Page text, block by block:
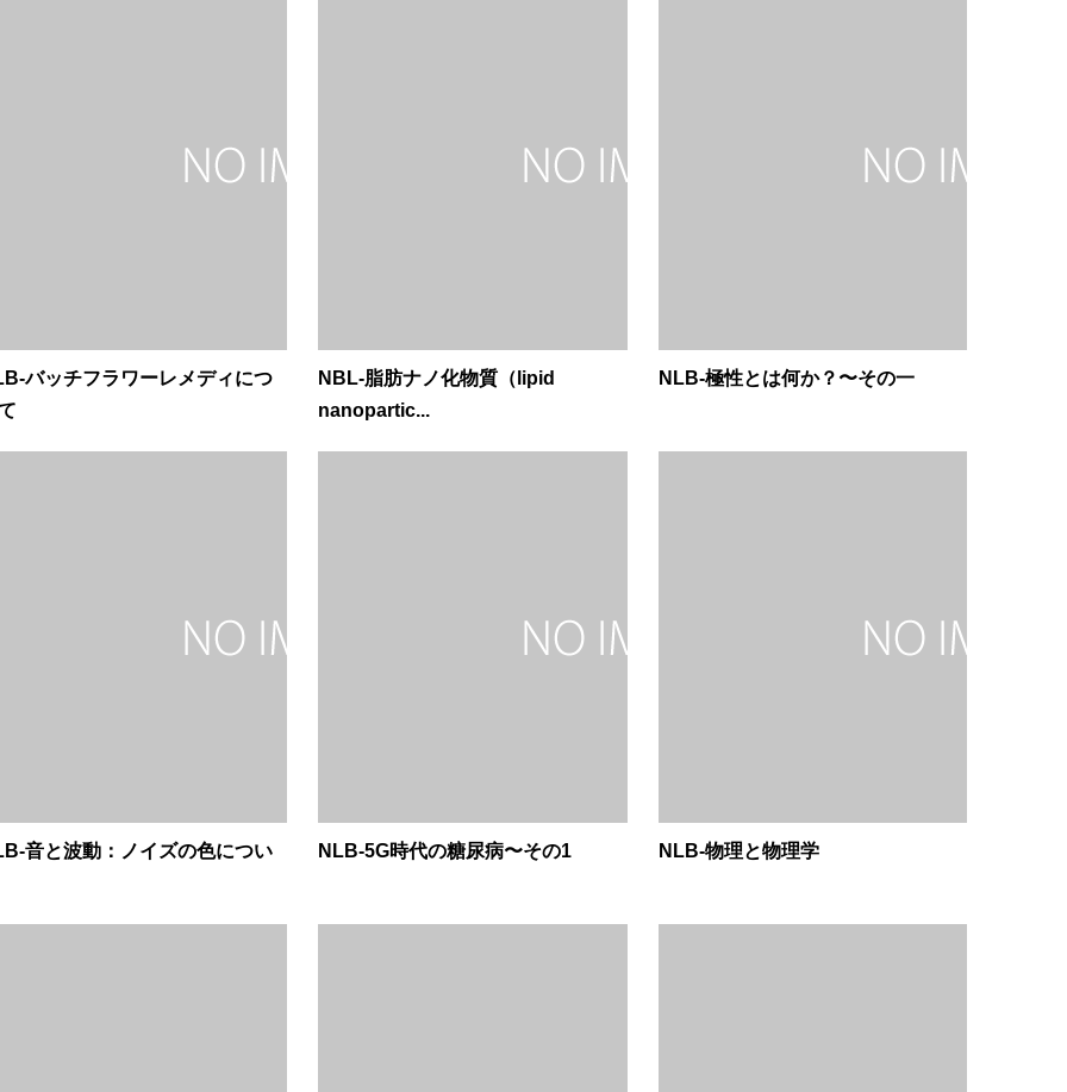
バッチフラワーレメディにつ
NBL-脂肪ナノ化物質（lipid
nanopartic...
NLB-極性とは何か？〜その一
音と波動：ノイズの色につい NLB-5G時代の糖尿病〜その1 NLB-物理と物理学